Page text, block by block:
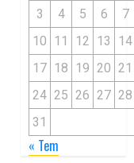
3 4 5 6
7
10 11 12 13
14
17 18 19 20 21
24 25 26 27 28
31
« Tem